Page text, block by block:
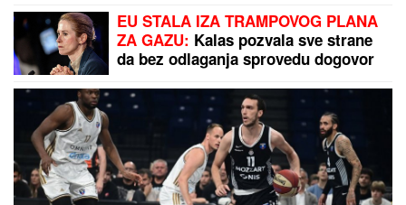
kola Hitne pomoći
EU STALA IZA TRAMPOVOG PLANA
ZA GAZU: Kalas pozvala sve strane
da bez odlaganja sprovedu dogovor